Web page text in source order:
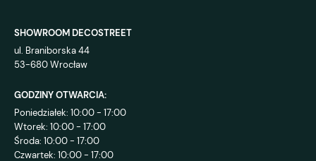
SHOWROOM DECOSTREET
ul. Braniborska 44
53-680 Wrocław
GODZINY OTWARCIA:
Poniedziałek: 10:00 - 17:00
Wtorek: 10:00 - 17:00
Środa: 10:00 - 17:00
Czwartek: 10:00 - 17:00